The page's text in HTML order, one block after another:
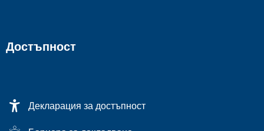
Достъпност
Декларация за достъпност